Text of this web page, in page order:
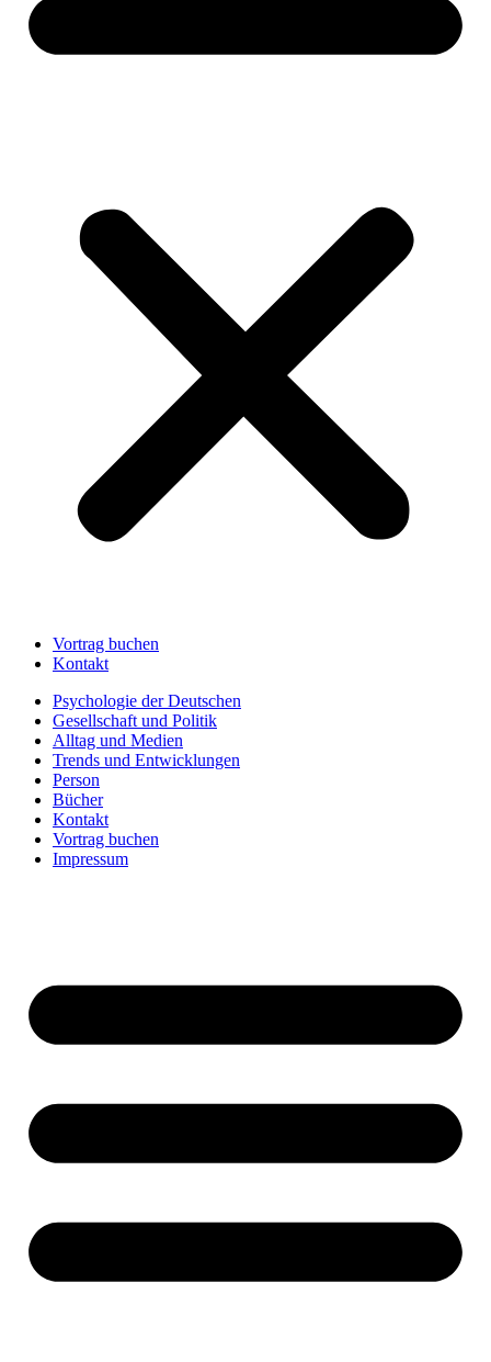
Vortrag buchen
Kontakt
Psychologie der Deutschen
Gesellschaft und Politik
Alltag und Medien
Trends und Entwicklungen
Person
Bücher
Kontakt
Vortrag buchen
Impressum